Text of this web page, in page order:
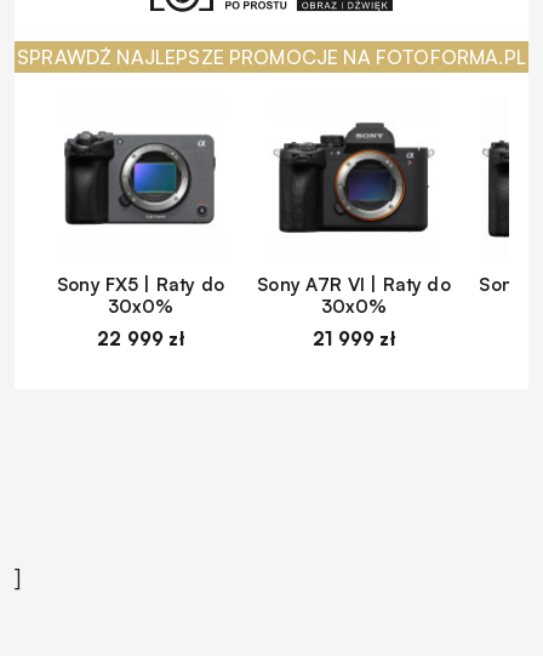
SPRAWDŹ NAJLEPSZE PROMOCJE NA FOTOFORMA.PL
Sony FX5 | Raty do
30x0%
22 999 zł
Sony A7R VI | Raty do
30x0%
21 999 zł
Sony
]